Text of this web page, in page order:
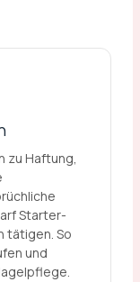
zu Haftung,
Starter-
tätigen. So
und